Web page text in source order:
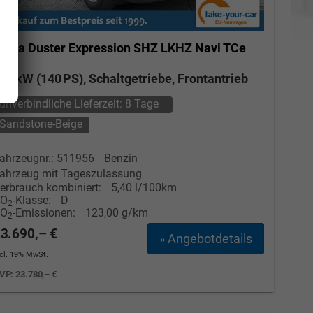
Dacia Duster Expression SHZ LKHZ Navi TCe
103 kW (140 PS), Schaltgetriebe, Frontantrieb
unverbindliche Lieferzeit: 8 Tage
Sandstone-Beige
511956
Benzin
mit Tageszulassung
kombiniert:
5,40 l/100km
2-Klasse:
D
2-Emissionen: 123,00 g/km
» Angebotdetails
€
19% MwSt.
23.780,– €
Elvedin Calakovic
Verkauf
Tel. 04181/2176-27
calakovic@take-your-car.de